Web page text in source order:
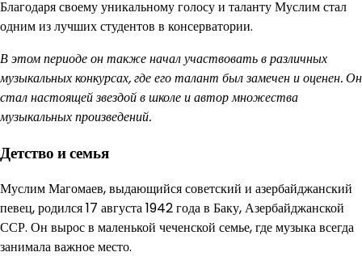
Благодаря своему уникальному голосу и таланту Муслим стал
одним из лучших студентов в консерватории.
В этом периоде он также начал участвовать в различных
музыкальных конкурсах, где его талант был замечен и оценен. Он
стал настоящей звездой в школе и автор множества
музыкальных произведений.
Детство и семья
Муслим Магомаев, выдающийся советский и азербайджанский
певец, родился 17 августа 1942 года в Баку, Азербайджанской
ССР. Он вырос в маленькой чеченской семье, где музыка всегда
занимала важное место.